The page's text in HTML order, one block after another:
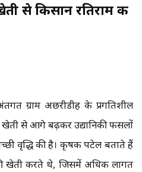
से किसान रतिराम की
ग्राम अछरीडीह के प्रगतिशील
से आगे बढ़कर उद्यानिकी फसलों
वृद्धि की है। कृषक पटेल बताते हैं
खेती करते थे, जिसमें अधिक लागत